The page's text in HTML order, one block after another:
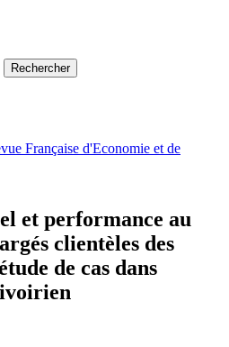
Rechercher
Française d'Economie et de
et performance au
clientèles des
de cas dans